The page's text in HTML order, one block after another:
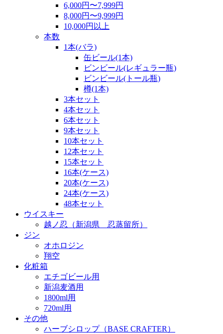
6,000円〜7,999円
8,000円〜9,999円
10,000円以上
本数
1本(バラ)
缶ビール(1本)
ビンビール(レギュラー瓶)
ビンビール(トール瓶)
樽(1本)
3本セット
4本セット
6本セット
9本セット
10本セット
12本セット
15本セット
16本(ケース)
20本(ケース)
24本(ケース)
48本セット
ウイスキー
越ノ忍（新潟県 忍蒸留所）
ジン
オホロジン
翔空
化粧箱
エチゴビール用
新潟麦酒用
1800ml用
720ml用
その他
ハーブシロップ（BASE CRAFTER）